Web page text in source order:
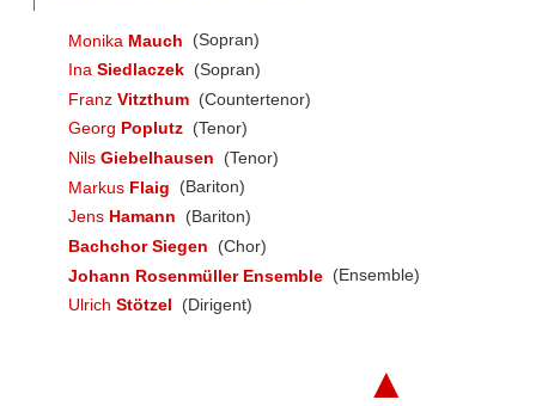
Monika Mauch
(Sopran)
Ina Siedlaczek (Sopran)
Franz Vitzthum (Countertenor)
Georg Poplutz (Tenor)
Nils Giebelhausen
(Tenor)
Markus Flaig
(Bariton)
Jens Hamann
(Bariton)
Bachchor Siegen
(Chor)
Johann Rosenmüller Ensemble (Ensemble)
Ulrich Stötzel (Dirigent)
▲